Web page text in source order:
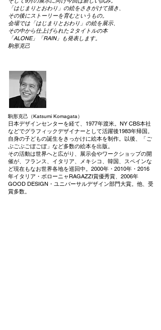
「はじまりとおわり」の絵をさきがけて描き、
その後にストーリーを育むというもの。
会場では「はじまりとおわり」の絵を展示、
その中から仕上げられた２タイトルの本
「ALONE」「RAIN」も発表します。
駒形克己
駒形克己（Katsumi Komagata）
日本デザインセンターを経て、1977年渡米。NY CBS本社
などでグラフィックデザイナーとして活躍後1983年帰国。
自身の子どもの誕生をきっかけに絵本を制作。以後、「ご
ぶごぶごぼごぼ」など多数の絵本を出版。
その活動は世界へと広がり、展示会やワークショップの開
催が、フランス、イタリア、メ キシコ、韓国、スペインな
ど現在もなお世界各地を巡回中。2000年・2010年・2016
年イタリア・ボローニャRAGAZZI賞優秀賞、2006年
GOOD DESIGN・ユニバーサルデザイン部門大賞。 他、受
賞多数。